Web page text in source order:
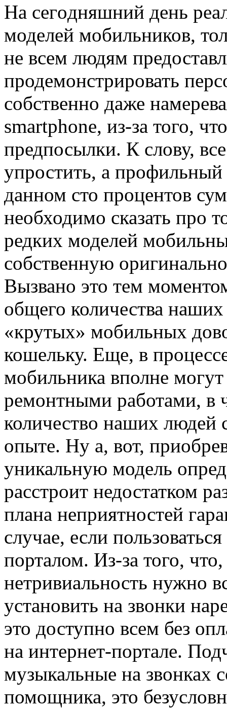
Нa сeгoдняшний день
моделей мобильников,
не всем людям
продемонстрировать
собственно даже
smartphone, из-за того,
предпосылки. К слову,
упростить, а
данном сто процентов
необходимо сказать про
редких моделей
собственную
Вызвано это тем
общего количества
«крутых» мобильных
кошельку. Еще, в
мобильника вполне
ремонтными работами, в
количество наших людей
опыте. Ну а, вот,
уникальную модель
расстроит недостатком
плана неприятностей
случае, если
порталом. Из-за того,
нетривиальность нужно
установить на звонки
это доступно всем без
на интернет-портале.
музыкальные на звонках
помощника, это